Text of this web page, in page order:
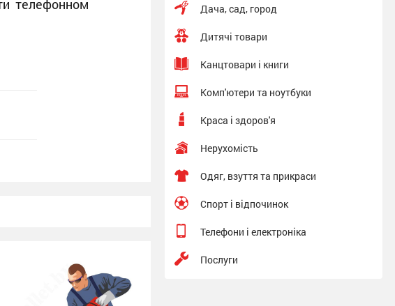
телефонном
Дача, сад, город
Дитячі товари
Канцтовари і книги
Комп'ютери та ноутбуки
Краса і здоров'я
Нерухомість
Одяг, взуття та прикраси
Спорт і відпочинок
Телефони і електроніка
Послуги